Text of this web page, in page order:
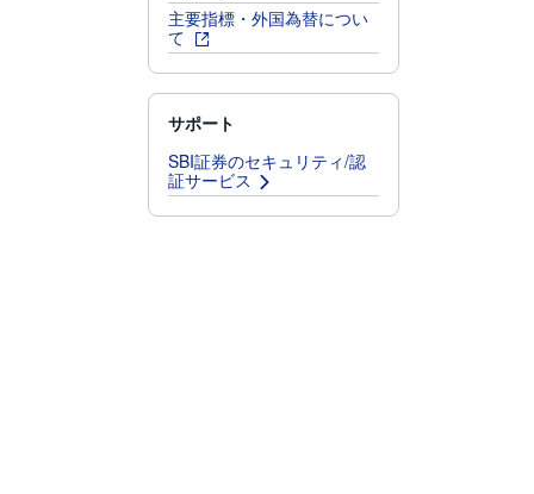
主要指標・外国為替につい
て
サポート
SBI証券のセキュリティ/認
証サービス